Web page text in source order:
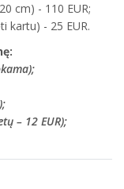
cm) - 110 EUR;
kartu) - 25 EUR.
– 12 EUR);